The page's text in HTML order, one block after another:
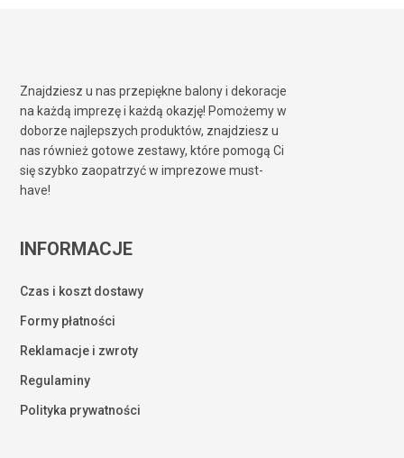
Znajdziesz u nas przepiękne balony i dekoracje
na każdą imprezę i każdą okazję! Pomożemy w
doborze najlepszych produktów, znajdziesz u
nas również gotowe zestawy, które pomogą Ci
się szybko zaopatrzyć w imprezowe must-
have!
INFORMACJE
Czas i koszt dostawy
Formy płatności
Reklamacje i zwroty
Regulaminy
Polityka prywatności